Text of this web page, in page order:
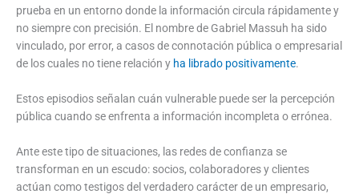
prueba en un entorno donde la información circula rápidamente y
no siempre con precisión. El nombre de Gabriel Massuh ha sido
vinculado, por error, a casos de connotación pública o empresarial
de los cuales no tiene relación y ha librado positivamente.
Estos episodios señalan cuán vulnerable puede ser la percepción
pública cuando se enfrenta a información incompleta o errónea.
Ante este tipo de situaciones, las redes de confianza se
transforman en un escudo: socios, colaboradores y clientes
actúan como testigos del verdadero carácter de un empresario,